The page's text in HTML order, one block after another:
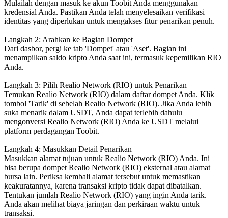
Mulailah dengan masuk ke akun Toobit Anda menggunakan
kredensial Anda. Pastikan Anda telah menyelesaikan verifikasi
identitas yang diperlukan untuk mengakses fitur penarikan penuh.
Langkah 2: Arahkan ke Bagian Dompet
Dari dasbor, pergi ke tab 'Dompet' atau 'Aset'. Bagian ini
menampilkan saldo kripto Anda saat ini, termasuk kepemilikan RIO
Anda.
Langkah 3: Pilih Realio Network (RIO) untuk Penarikan
Temukan Realio Network (RIO) dalam daftar dompet Anda. Klik
tombol 'Tarik' di sebelah Realio Network (RIO). Jika Anda lebih
suka menarik dalam USDT, Anda dapat terlebih dahulu
mengonversi Realio Network (RIO) Anda ke USDT melalui
platform perdagangan Toobit.
Langkah 4: Masukkan Detail Penarikan
Masukkan alamat tujuan untuk Realio Network (RIO) Anda. Ini
bisa berupa dompet Realio Network (RIO) eksternal atau alamat
bursa lain. Periksa kembali alamat tersebut untuk memastikan
keakuratannya, karena transaksi kripto tidak dapat dibatalkan.
Tentukan jumlah Realio Network (RIO) yang ingin Anda tarik.
Anda akan melihat biaya jaringan dan perkiraan waktu untuk
transaksi.